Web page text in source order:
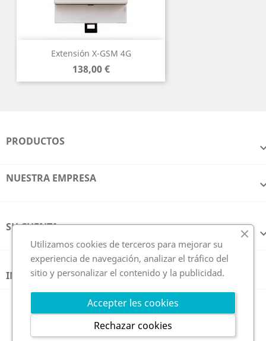
Extensión X-GSM 4G
Precio
138,00 €
PRODUCTOS
NUESTRA EMPRESA
SU CUENTA
INFORMACIÓN DE LA TIENDA
Síguenos en
Utilizamos cookies de terceros para mejorar su
experiencia de navegación, analizar el tráfico del
sitio y personalizar el contenido y la publicidad.
Accepter les cookies
Rechazar cookies